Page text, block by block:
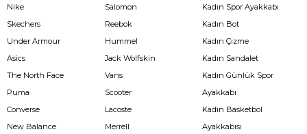
Nike
Skechers
Under Armour
Asics
The North Face
Puma
Converse
New Balance
Salomon
Reebok
Hummel
Jack Wolfskin
Vans
Scooter
Lacoste
Merrell
Kadın Spor Ayakkabı
Kadın Bot
Kadın Çizme
Kadın Sandalet
Kadın Günlük Spor
Ayakkabı
Kadın Basketbol
Ayakkabısı